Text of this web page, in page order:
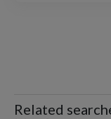
Related